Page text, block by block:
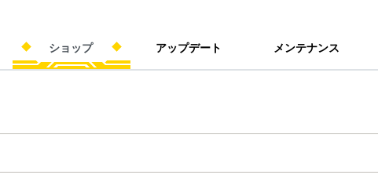
ショップ アップデート メンテナンス